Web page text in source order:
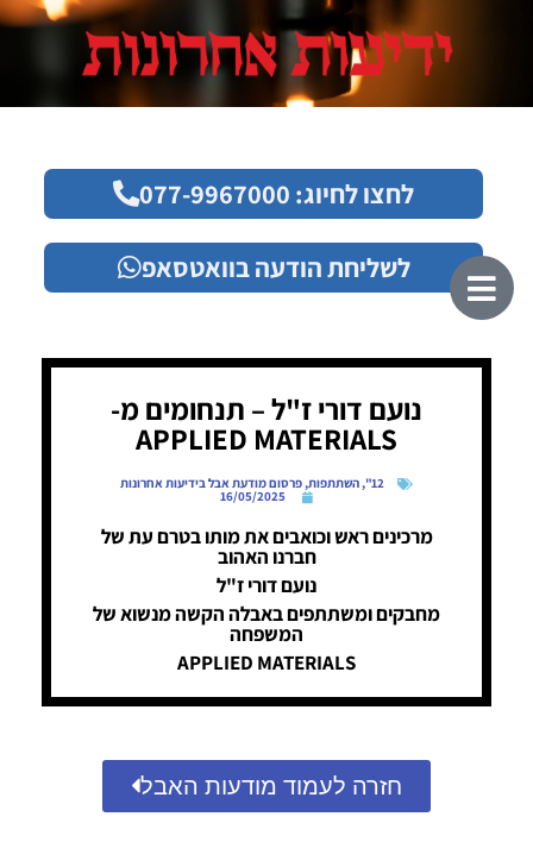
לחצו לחיוג: 077-9967000
לשליחת הודעה בוואטסאפ
נועם דורי ז"ל – תנחומים מ-
APPLIED MATERIALS
12"
,השתתפות,פרסום מודעת אבל בידיעות אחרונות
16/05/2025
מרכינים ראש וכואבים את מותו בטרם עת של
חברנו האהוב
נועם דורי ז"ל
מחבקים ומשתתפים באבלה הקשה מנשוא של
המשפחה
APPLIED MATERIALS
חזרה לעמוד מודעות האבל